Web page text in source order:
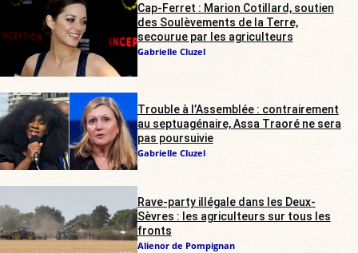
Cap-Ferret : Marion Cotillard, soutien
des Soulèvements de la Terre,
secourue par les agriculteurs
Gabrielle Cluzel
Trouble à l’Assemblée : contrairement
au septuagénaire, Assa Traoré ne sera
pas poursuivie
Gabrielle Cluzel
Rave-party illégale dans les Deux-
Sèvres : les agriculteurs sur tous les
fronts
Alienor de Pompignan